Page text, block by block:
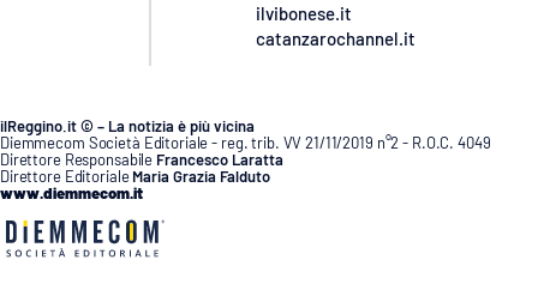
ilvibonese.it
catanzarochannel.it
ilReggino.it © – La notizia è più vicina
Diemmecom Società Editoriale - reg. trib. VV 21/11/2019 n°2 - R.O.C. 4049
Direttore Responsabile Francesco Laratta
Direttore Editoriale Maria Grazia Falduto
www.diemmecom.it